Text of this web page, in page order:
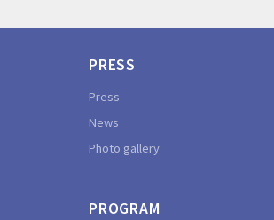
PRESS
Press
News
Photo gallery
PROGRAM